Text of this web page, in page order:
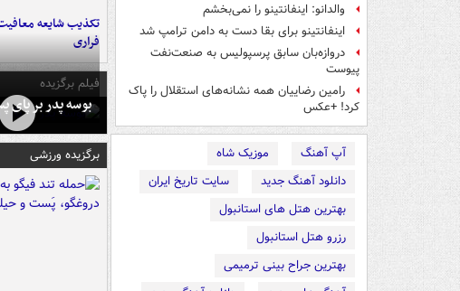
والدانو: اینفانتینو را نمی‌بخشم
اینفانتینو برای بقا دست به دامن ترامپ شد
دروازه‌بان سابق پرسپولیس به صنعت‌نفت
پیوست
رامین رضاییان همه نشانه‌های استقلال را پاک
کرد! +عکس
آپ آهنگ
موزیک شاه
دانلود آهنگ جدید
سایت تاریخ ایران
بهترین هتل های استانبول
رزرو هتل استانبول
بهترین جراح بینی ترمیمی
تکذیب شایعه
فراری
فیلم برگزیده
بوسه‌ پدر بر
برگزیده ورزشی